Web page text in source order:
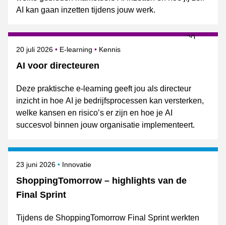
AI kan gaan inzetten tijdens jouw werk.
AI voor directeuren
Gepubliceerd op
20 juli 2026 E-learning Onderwerpen
Kennis
Deze praktische e-learning geeft jou als directeur
inzicht in hoe AI je bedrijfsprocessen kan versterken,
welke kansen en risico’s er zijn en hoe je AI
succesvol binnen jouw organisatie implementeert.
ShoppingTomorrow – highlights van de
Final Sprint
Gepubliceerd op
23 juni 2026 Onderwerpen
Innovatie
Tijdens de ShoppingTomorrow Final Sprint werkten